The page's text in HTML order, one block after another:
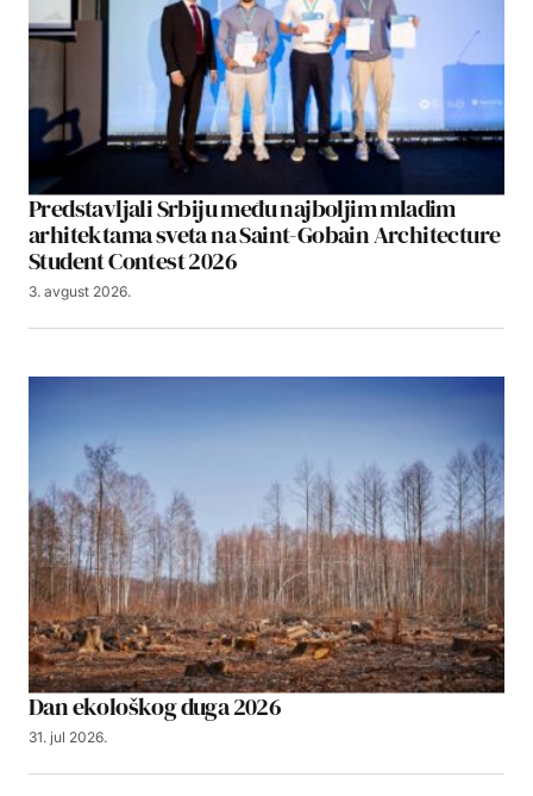
Predstavljali Srbiju među najboljim mladim
arhitektama sveta na Saint-Gobain Architecture
Student Contest 2026
3. avgust 2026.
Dan ekološkog duga 2026
31. jul 2026.